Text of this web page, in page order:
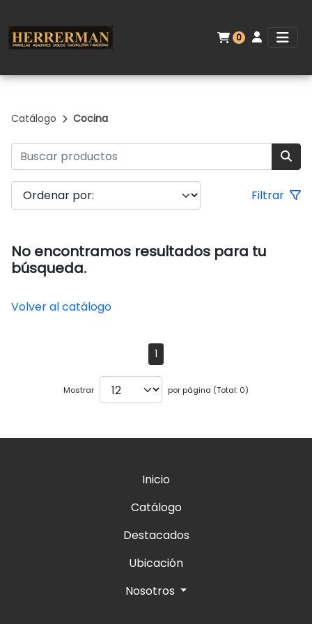
0
Catálogo Cocina
Filtrar
No encontramos resultados para tu
búsqueda.
Volver al catálogo
1
Mostrar por página (Total: 0)
Inicio
Catálogo
Destacados
Ubicación
Nosotros